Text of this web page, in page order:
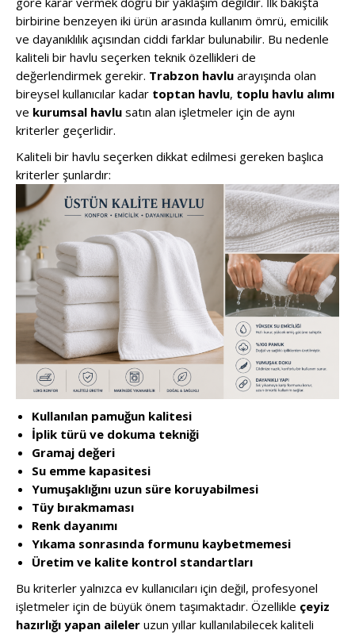
birbirine benzeyen iki ürün arasında kullanım ömrü, emicilik
ve dayanıklılık açısından ciddi farklar bulunabilir. Bu nedenle
kaliteli bir havlu seçerken teknik özellikleri de
değerlendirmek gerekir. Trabzon havlu arayışında olan
bireysel kullanıcılar kadar toptan havlu, toplu havlu alımı
ve kurumsal havlu satın alan işletmeler için de aynı
kriterler geçerlidir.
Kaliteli bir havlu seçerken dikkat edilmesi gereken başlıca
kriterler şunlardır:
Kullanılan pamuğun kalitesi
İplik türü ve dokuma tekniği
Gramaj değeri
Su emme kapasitesi
Yumuşaklığını uzun süre koruyabilmesi
Tüy bırakmaması
Renk dayanımı
Yıkama sonrasında formunu kaybetmemesi
Üretim ve kalite kontrol standartları
Bu kriterler yalnızca ev kullanıcıları için değil, profesyonel
işletmeler için de büyük önem taşımaktadır. Özellikle çeyiz
hazırlığı yapan aileler uzun yıllar kullanılabilecek kaliteli